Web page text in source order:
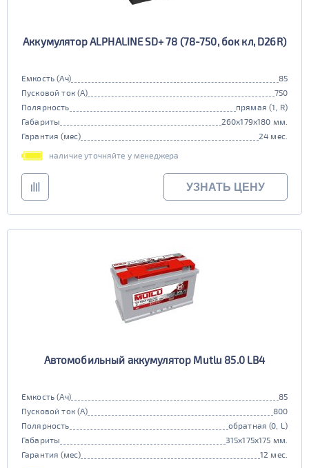
Аккумулятор ALPHALINE SD+ 78 (78-750, бок кл, D26R)
Емкость (Ач)
85
Пусковой ток (А)
750
Полярность
прямая (1, R)
Габариты
260x179x180 мм.
Гарантия (мес)
24 мес.
наличие уточняйте у менеджера
УЗНАТЬ ЦЕНУ
Автомобильный аккумулятор Mutlu 85.0 LB4
Емкость (Ач)
85
Пусковой ток (А)
800
Полярность
обратная (0, L)
Габариты
315x175x175 мм.
Гарантия (мес)
12 мес.